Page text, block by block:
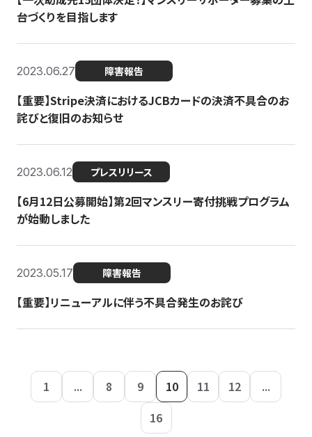
台づくりを目指します
2023.06.27 障害報告
【重要】Stripe決済におけるJCBカードの決済不具合のお
詫びと復旧のお知らせ
2023.06.12 プレスリリース
【6月12日公募開始】第2回マンスリー寄付挑戦プログラム
が始動しました
2023.05.17 障害報告
【重要】リニューアルに伴う不具合発生のお詫び
1 ... 8 9 10 11 12
...
16